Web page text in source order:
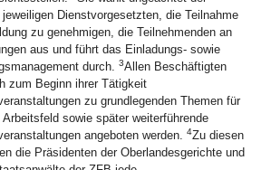
jeweiligen Dienstvorgesetzten, die Teilnahme
zu genehmigen, die Teilnehmenden an
aus und führt das Einladungs- sowie
durch. 3Allen Beschäftigten
zum Beginn ihrer Tätigkeit
zu grundlegenden Themen für
sowie später weiterführende
angeboten werden. 4Zu diesen
die Präsidenten der Oberlandesgerichte und